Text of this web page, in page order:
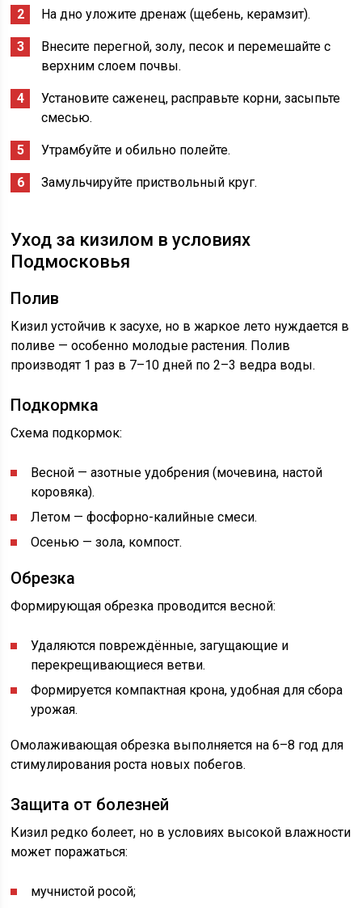
На дно уложите дренаж (щебень, керамзит).
Внесите перегной, золу, песок и перемешайте с
верхним слоем почвы.
Установите саженец, расправьте корни, засыпьте
смесью.
Утрамбуйте и обильно полейте.
Замульчируйте приствольный круг.
Уход за кизилом в условиях
Подмосковья
Полив
Кизил устойчив к засухе, но в жаркое лето нуждается в
поливе — особенно молодые растения. Полив
производят 1 раз в 7–10 дней по 2–3 ведра воды.
Подкормка
Схема подкормок:
Весной — азотные удобрения (мочевина, настой
коровяка).
Летом — фосфорно-калийные смеси.
Осенью — зола, компост.
Обрезка
Формирующая обрезка проводится весной:
Удаляются повреждённые, загущающие и
перекрещивающиеся ветви.
Формируется компактная крона, удобная для сбора
урожая.
Омолаживающая обрезка выполняется на 6–8 год для
стимулирования роста новых побегов.
Защита от болезней
Кизил редко болеет, но в условиях высокой влажности
может поражаться:
мучнистой росой;